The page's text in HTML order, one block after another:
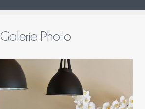
Galerie Photo